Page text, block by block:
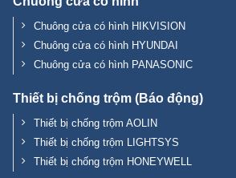
Chuông cửa có hình HIKVISION
Chuông cửa có hình HYUNDAI
Chuông cửa có hình PANASONIC
Thiết bị chống trộm (Báo động)
Thiết bị chống trộm AOLIN
Thiết bị chống trộm LIGHTSYS
Thiết bị chống trộm HONEYWELL